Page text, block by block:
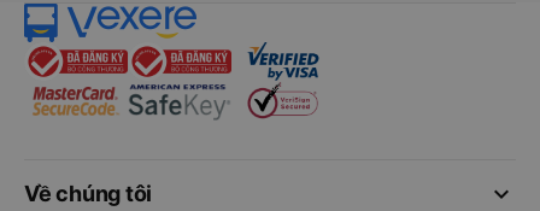
keyboard_arrow_down
Về chúng tôi